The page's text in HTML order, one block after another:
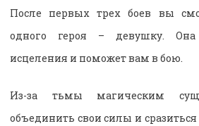
После первых трех боев вы
одного героя – девушку. Она
исцеления и поможет вам в бою.
Из-за тьмы магическим
объединить свои силы и